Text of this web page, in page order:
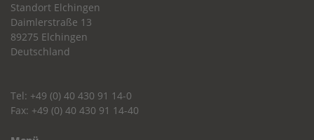
Standort Elchingen
Daimlerstraße 13
89275 Elchingen
Deutschland
Tel: +49 (0) 40 430 91 14-0
Fax: +49 (0) 40 430 91 14-40